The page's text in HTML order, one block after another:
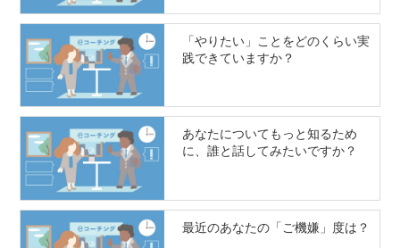
「やりたい」ことをどのくらい実
践できていますか？
あなたについてもっと知るため
に、誰と話してみたいですか？
最近のあなたの「ご機嫌」度は？